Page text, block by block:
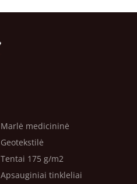
Marlė medicininė
Geotekstilė
Tentai 175 g/m2
Apsauginiai tinkleliai